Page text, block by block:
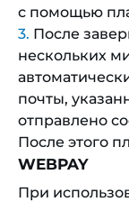
с помощью
После
нескольких
почты,
отправлено
После этого
WEBPAY
При